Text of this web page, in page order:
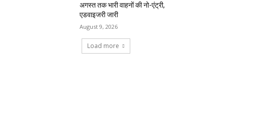
अगस्त तक भारी वाहनों की नो-एंट्री,
एडवाइजरी जारी
August 9, 2026
Load more